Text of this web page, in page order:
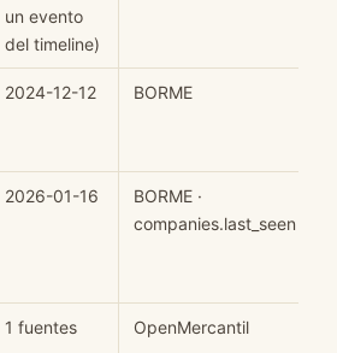
un evento
del timeline)
2024-12-12 BORME
2026-01-16
BORME ·
companies.last_seen
1 fuentes OpenMercantil